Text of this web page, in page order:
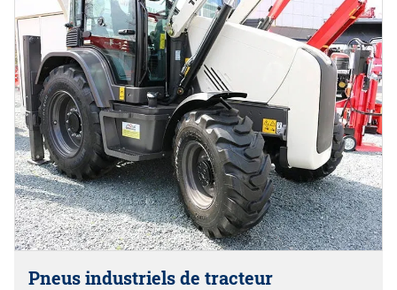
Pneus industriels de tracteur